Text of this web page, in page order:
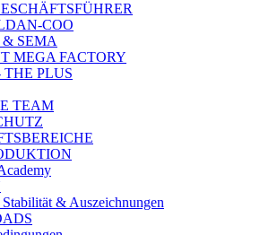
COO
SEMA
MEGA FACTORY
THE PLUS
TEAM
& Auszeichnungen